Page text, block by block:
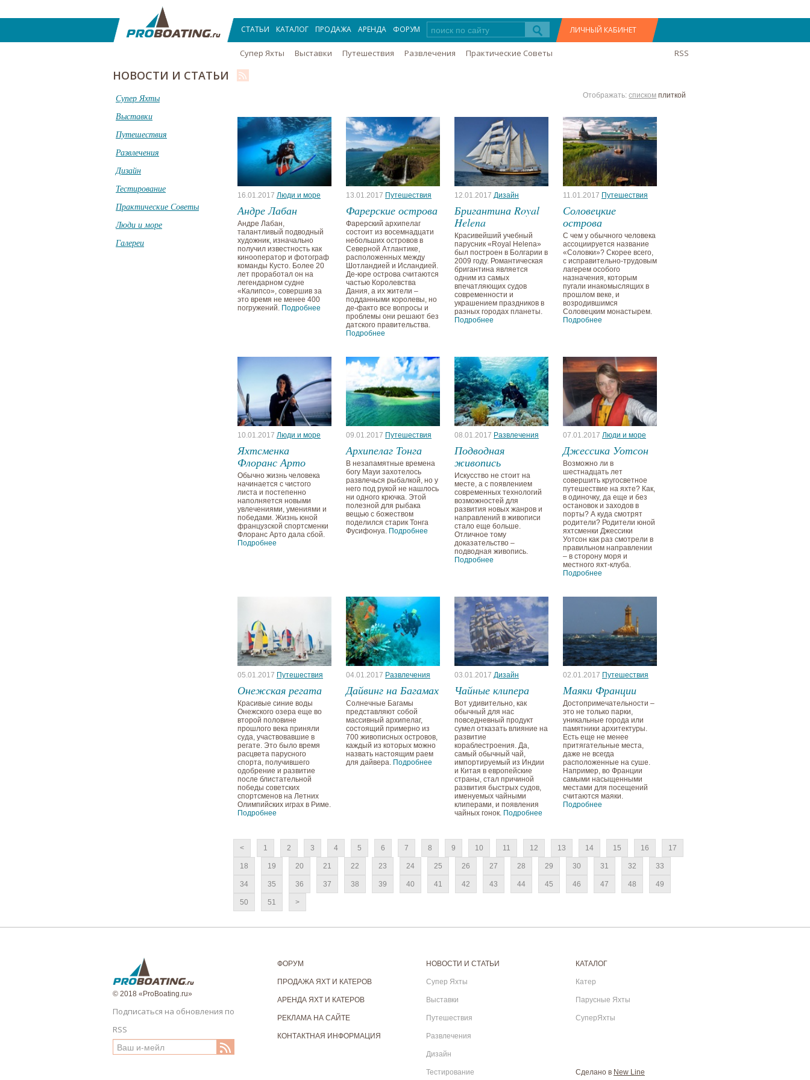
СТАТЬИ КАТАЛОГ ПРОДАЖА АРЕНДА ФОРУМ ЛИЧНЫЙ КАБИНЕТ
Супер Яхты Выставки Путешествия Развлечения Практические Советы RSS
НОВОСТИ И СТАТЬИ
Супер Яхты
Выставки
Путешествия
Развлечения
Дизайн
Тестирование
Практические Советы
Люди и море
Галереи
Отображать:списком плиткой
16.01.2017 Люди и море
Андре Лабан
Андре Лабан,
талантливый подводный
художник, изначально
получил известность как
кинооператор и фотограф
команды Кусто. Более 20
лет проработал он на
легендарном судне
«Калипсо», совершив за
это время не менее 400
погружений. Подробнее
13.01.2017 Путешествия
Фарерские острова
Фарерский архипелаг
состоит из восемнадцати
небольших островов в
Северной Атлантике,
расположенных между
Шотландией и Исландией.
Де-юре острова считаются
частью Королевства
Дания, а их жители –
подданными королевы, но
де-факто все вопросы и
проблемы они решают без
датского правительства.
Подробнее
12.01.2017 Дизайн
Бригантина Royal
Helena
Красивейший учебный
парусник «Royal Helena»
был построен в Болгарии в
2009 году. Романтическая
бригантина является
одним из самых
впечатляющих судов
современности и
украшением праздников в
разных городах планеты.
Подробнее
11.01.2017 Путешествия
Соловецкие
острова
С чем у обычного человека
ассоциируется название
«Соловки»? Скорее всего,
с исправительно-трудовым
лагерем особого
назначения, которым
пугали инакомыслящих в
прошлом веке, и
возродившимся
Соловецким монастырем.
Подробнее
10.01.2017 Люди и море
Яхтсменка
Флоранс Арто
Обычно жизнь человека
начинается с чистого
листа и постепенно
наполняется новыми
увлечениями, умениями и
победами. Жизнь юной
французской спортсменки
Флоранс Арто дала сбой.
Подробнее
09.01.2017 Путешествия
Архипелаг Тонга
В незапамятные времена
богу Мауи захотелось
развлечься рыбалкой, но у
него под рукой не нашлось
ни одного крючка. Этой
полезной для рыбака
вещью с божеством
поделился старик Тонга
Фусифонуа. Подробнее
08.01.2017 Развлечения
Подводная
живопись
Искусство не стоит на
месте, а с появлением
современных технологий
возможностей для
развития новых жанров и
направлений в живописи
стало еще больше.
Отличное тому
доказательство –
подводная живопись.
Подробнее
07.01.2017 Люди и море
Джессика Уотсон
Возможно ли в
шестнадцать лет
совершить кругосветное
путешествие на яхте? Как,
в одиночку, да еще и без
остановок и заходов в
порты? А куда смотрят
родители? Родители юной
яхтсменки Джессики
Уотсон как раз смотрели в
правильном направлении
– в сторону моря и
местного яхт-клуба.
Подробнее
05.01.2017 Путешествия
Онежская регата
Красивые синие воды
Онежского озера еще во
второй половине
прошлого века приняли
суда, участвовавшие в
регате. Это было время
расцвета парусного
спорта, получившего
одобрение и развитие
после блистательной
победы советских
спортсменов на Летних
Олимпийских играх в Риме.
Подробнее
04.01.2017 Развлечения
Дайвинг на Багамах
Солнечные Багамы
представляют собой
массивный архипелаг,
состоящий примерно из
700 живописных островов,
каждый из которых можно
назвать настоящим раем
для дайвера. Подробнее
03.01.2017 Дизайн
Чайные клипера
Вот удивительно, как
обычный для нас
повседневный продукт
сумел отказать влияние на
развитие
кораблестроения. Да,
самый обычный чай,
импортируемый из Индии
и Китая в европейские
страны, стал причиной
развития быстрых судов,
именуемых чайными
клиперами, и появления
чайных гонок. Подробнее
02.01.2017 Путешествия
Маяки Франции
Достопримечательности –
это не только парки,
уникальные города или
памятники архитектуры.
Есть еще не менее
притягательные места,
даже не всегда
расположенные на суше.
Например, во Франции
самыми насыщенными
местами для посещений
считаются маяки.
Подробнее
< 1 2 3 4 5 6 7 8 9 10 11 12 13 14 15 16 17
18 19 20 21 22 23 24 25 26 27 28 29 30 31 32 33
34 35 36 37 38 39 40 41 42 43 44 45 46 47 48 49
50 51 >
© 2018 «ProBoating.ru»
Подписаться на обновления по
RSS
ФОРУМ
ПРОДАЖА ЯХТ И КАТЕРОВ
АРЕНДА ЯХТ И КАТЕРОВ
РЕКЛАМА НА САЙТЕ
КОНТАКТНАЯ ИНФОРМАЦИЯ
НОВОСТИ И СТАТЬИ
Супер Яхты
Выставки
Путешествия
Развлечения
Дизайн
Тестирование
КАТАЛОГ
Катер
Парусные Яхты
СуперЯхты
Сделано в New Line